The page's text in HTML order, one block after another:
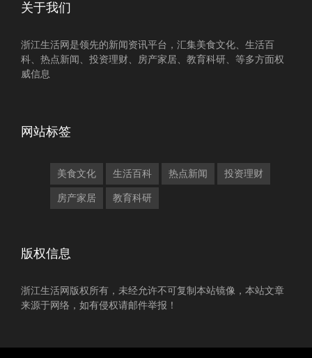
关于我们
浙江生活网是领先的新闻资讯平台，汇集美食文化、生活百
科、热点新闻、投资理财、房产家居、教育科研、等多方面权
威信息
网站标签
美食文化 生活百科 热点新闻 投资理财
房产家居 教育科研
版权信息
浙江生活网版权所有，未经允许不可复制本站镜像，本站文章
来源于网络，如有侵权请邮件举报！